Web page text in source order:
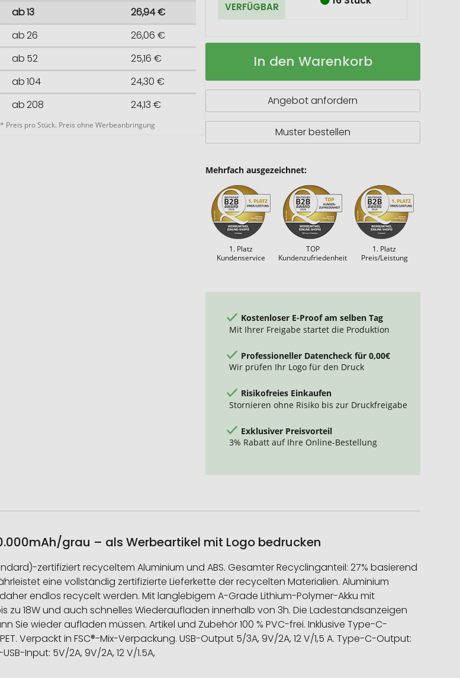
ab 13
26,94 €
ab 26
26,06 €
ab 52
25,16 €
ab 104
24,30 €
ab 208
24,13 €
* Preis pro Stück. Preis ohne Werbeanbringung
VERFÜGBAR
Terra
18W-
10.000mAh
Auf
In den Warenkorb
Angebot anfordern
Muster bestellen
Mehrfach ausgezeichnet:
1. Platz
Kundenservice
TOP
Kundenzufriedenheit
1. Platz
Preis/Leistung
Kostenloser E-Proof am selben Tag
Mit Ihrer Freigabe startet die Produktion
Professioneller Datencheck für 0,00€
Wir prüfen Ihr Logo für den Druck
Risikofreies Einkaufen
Stornieren ohne Risiko bis zur Druckfreigabe
Exklusiver Preisvorteil
3% Rabatt auf Ihre Online-Bestellung
grau – als Werbeartikel mit Logo bedrucken
zertifiziert recyceltem Aluminium und ABS. Gesamter Recyclinganteil: 27% basierend
eine vollständig zertifizierte Lieferkette der recycelten Materialien. Aluminium
endlos recycelt werden. Mit langlebigem A-Grade Lithium-Polymer-Akku mit
zu 18W und auch schnelles Wiederaufladen innerhalb von 3h. Die Ladestandsanzeigen
Sie wieder aufladen müssen. Artikel und Zubehör 100 % PVC-frei. Inklusive Type-C-
Verpackt in FSC®-Mix-Verpackung. USB-Output 5/3A, 9V/2A, 12 V/1,5 A. Type-C-Output:
Input: 5V/2A, 9V/2A, 12 V/1.5A,